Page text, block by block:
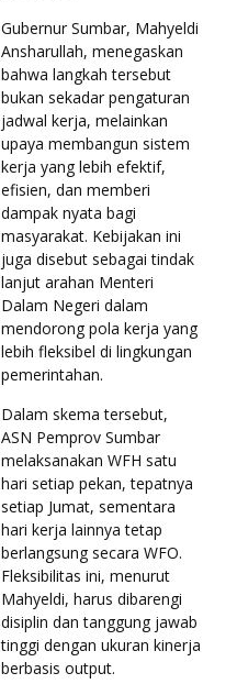
Gubernur Sumbar, Mahyeldi
Ansharullah, menegaskan
bahwa langkah tersebut
bukan sekadar pengaturan
jadwal kerja, melainkan
upaya membangun sistem
kerja yang lebih efektif,
efisien, dan memberi
dampak nyata bagi
masyarakat. Kebijakan ini
juga disebut sebagai tindak
lanjut arahan Menteri
Dalam Negeri dalam
mendorong pola kerja yang
lebih fleksibel di lingkungan
pemerintahan.
Dalam skema tersebut,
ASN Pemprov Sumbar
melaksanakan WFH satu
hari setiap pekan, tepatnya
setiap Jumat, sementara
hari kerja lainnya tetap
berlangsung secara WFO.
Fleksibilitas ini, menurut
Mahyeldi, harus dibarengi
disiplin dan tanggung jawab
tinggi dengan ukuran kinerja
berbasis output.